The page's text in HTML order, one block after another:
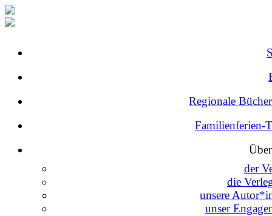
Regionale
Familienferien-
der
die
unsere
unser